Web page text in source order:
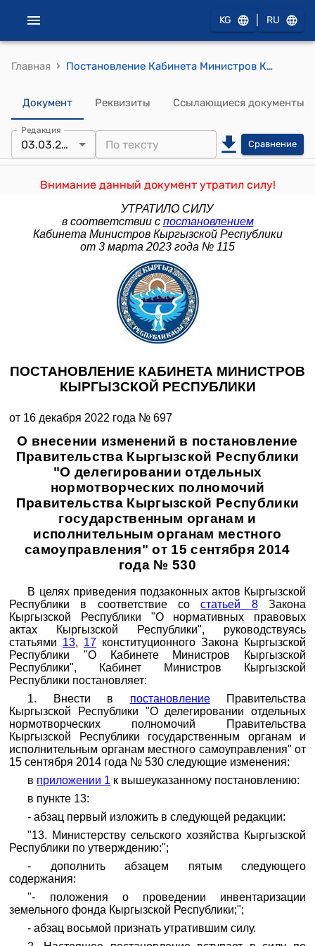
KG RU
Главная › Постановление Кабинета Министров Кыргызской Республики от 16 декабря 2022 года № 697 "О внесении изменений в постановление Правительства Кыргызской Республики "О делегировании отдельных нормотворческих полномочий Правительства Кыргызской Республики государственным органам и исполнительным органам местного самоуправления" от 15 сентября 2014 года № 530"
Документ Реквизиты Ссылающиеся документы
Редакция
03.03.2023 Сравнение
Внимание данный документ утратил силу!